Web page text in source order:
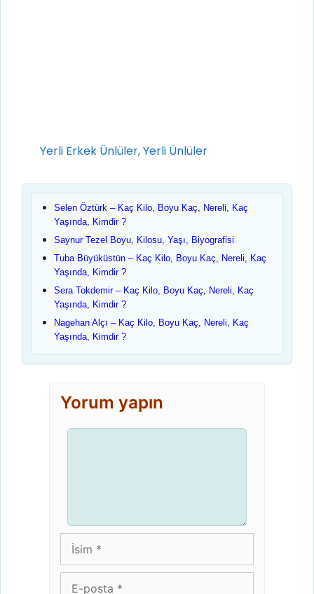
Kategoriler
Yerli Erkek Ünlüler,Yerli Ünlüler
Selen Öztürk – Kaç Kilo, Boyu Kaç, Nereli, Kaç
Yaşında, Kimdir ?
Saynur Tezel Boyu, Kilosu, Yaşı, Biyografisi
Tuba Büyüküstün – Kaç Kilo, Boyu Kaç, Nereli, Kaç
Yaşında, Kimdir ?
Sera Tokdemir – Kaç Kilo, Boyu Kaç, Nereli, Kaç
Yaşında, Kimdir ?
Nagehan Alçı – Kaç Kilo, Boyu Kaç, Nereli, Kaç
Yaşında, Kimdir ?
Yorum yapın
İsim